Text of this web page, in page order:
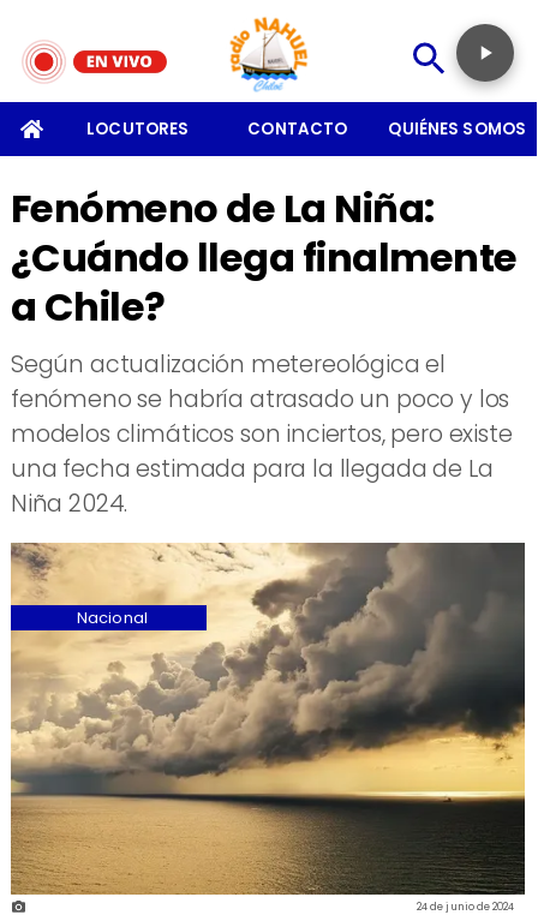
LOCUTORES CONTACTO QUIÉNES SOMOS
Fenómeno de La Niña:
¿Cuándo llega finalmente
a Chile?
Según actualización metereológica el
fenómeno se habría atrasado un poco y los
modelos climáticos son inciertos, pero existe
una fecha estimada para la llegada de La
Niña 2024.
24 de junio de 2024
Nacional